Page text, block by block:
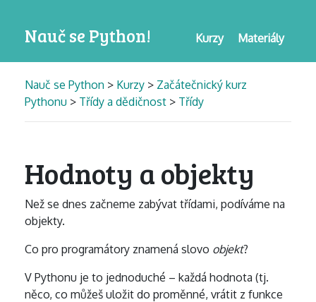
Nauč se Python! Materiály
Kurzy
Nauč se Python > Kurzy > Začátečnický kurz
Pythonu > Třídy a dědičnost > Třídy
Hodnoty a objekty
Než se dnes začneme zabývat třídami, podíváme na
objekty.
Co pro programátory znamená slovo objekt?
V Pythonu je to jednoduché – každá hodnota (tj.
něco, co můžeš uložit do proměnné, vrátit z funkce